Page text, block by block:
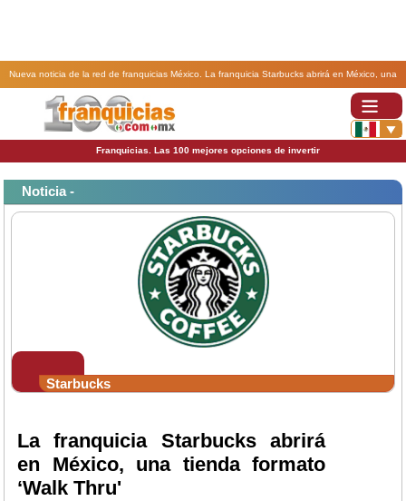
Nueva noticia de la red de franquicias México. La franquicia Starbucks abrirá en México, una
tienda formato ‘Walk Thru'.
Franquicias. Las 100 mejores opciones de invertir
Noticia -
Starbucks
La franquicia Starbucks abrirá
en México, una tienda formato
‘Walk Thru'